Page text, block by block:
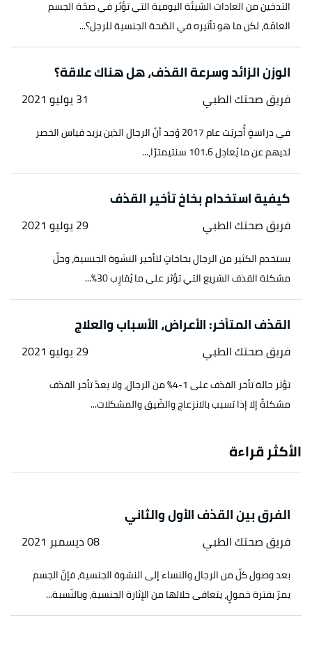
التدخين من العادات السّيئة اليومية التي تؤثر في صحّة الجسم
العامّة، لكن ما هو تأثيره في الصّحة الجنسية للرجل؟...
الوزن الزائد وسرعة القذف، هل هناك علاقة؟
فريق صحتك الطبي 31 يوليو 2021
في دراسةٍ أُجريَت عام 2017 وُجد أنّ الرجال الذين يزيد قياس الخصر
لديهم عن ما يُعادِل 101.6 سنتيمترًا،...
كيفية استخدام بخاخ تأخير القذف
فريق صحتك الطبي 29 يوليو 2021
يستخدم الكثير من الرجال بخاخاتٍ لتأخير النشوة الجنسية، وحلّ
مشكلة القذف السّريع التي تؤثر على ما يُقارِب 30%...
القذف المتأخر: الأعراض، الأسباب والعلاج
فريق صحتك الطبي 29 يوليو 2021
تؤثر حالة تأخر القذف على 1-4% من الرجال، ولا يعدّ تأخر القذف
مشكلةً إلا إذا تسبب بالانزعاج والضّيق والمشكلات...
الأكثر قراءة
الفرق بين القذف الأول والثاني
فريق صحتك الطبي 08 ديسمبر 2021
بعد وصول كلّ من الرجال والنساء إلى النشوة الجنسية، فإنّ الجسم
يمرّ بفترة خمولٍ، يتعافى خلالها من الإثارة الجنسية، وبالنّسبة...